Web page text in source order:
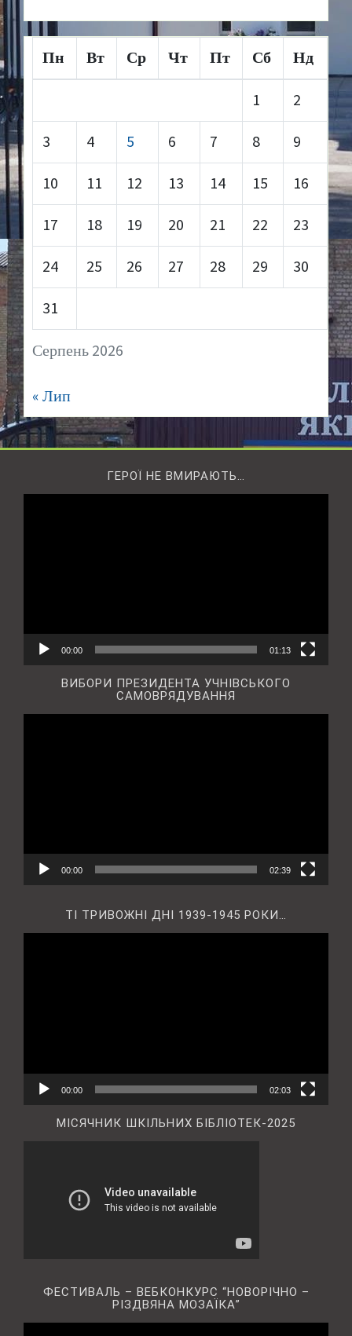
Серпень 2026
Пн Вт Ср Чт Пт Сб Нд
1 2
3 4 5 6 7 8 9
10 11 12 13 14 15 16
17 18 19 20 21 22 23
24 25 26 27 28 29 30
31
« Лип
ГЕРОЇ НЕ ВМИРАЮТЬ…
00:00 01:13
ВИБОРИ ПРЕЗИДЕНТА УЧНІВСЬКОГО
САМОВРЯДУВАННЯ
00:00 02:39
ТІ ТРИВОЖНІ ДНІ 1939-1945 РОКИ…
00:00 02:03
МІСЯЧНИК ШКІЛЬНИХ БІБЛІОТЕК-2025
ФЕСТИВАЛЬ – ВЕБКОНКУРС “НОВОРІЧНО –
РІЗДВЯНА МОЗАЇКА”